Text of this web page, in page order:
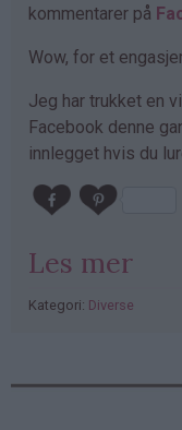
kommentarer på
Wow, for et
Jeg har trukket en
Facebook denne
innlegget hvis du
Les mer
Kategori: Diverse